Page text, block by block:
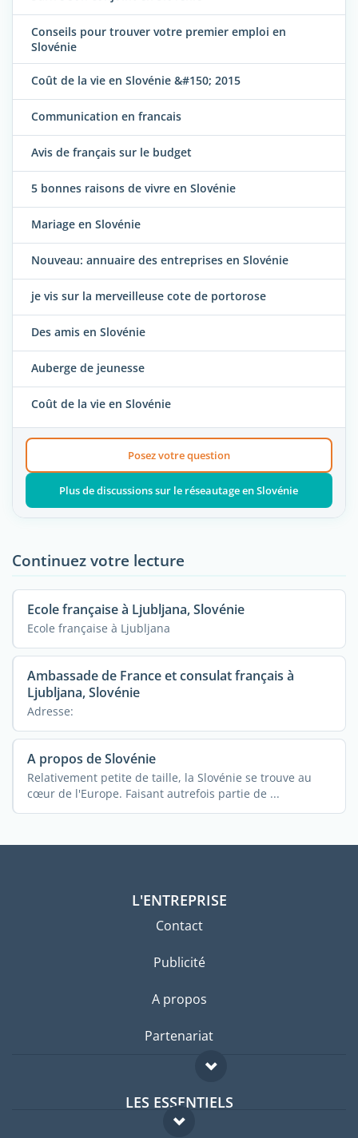
Conseils pour trouver votre premier emploi en
Slovénie
Coût de la vie en Slovénie &#150; 2015
Communication en francais
Avis de français sur le budget
5 bonnes raisons de vivre en Slovénie
Mariage en Slovénie
Nouveau: annuaire des entreprises en Slovénie
je vis sur la merveilleuse cote de portorose
Des amis en Slovénie
Auberge de jeunesse
Coût de la vie en Slovénie
Posez votre question
Plus de discussions sur le réseautage en Slovénie
Continuez votre lecture
Ecole française à Ljubljana, Slovénie
Ecole française à Ljubljana
Ambassade de France et consulat français à
Ljubljana, Slovénie
Adresse:
A propos de Slovénie
Relativement petite de taille, la Slovénie se trouve au
cœur de l'Europe. Faisant autrefois partie de ...
L'ENTREPRISE
Contact
Publicité
A propos
Partenariat
LES ESSENTIELS
Forum expatriés